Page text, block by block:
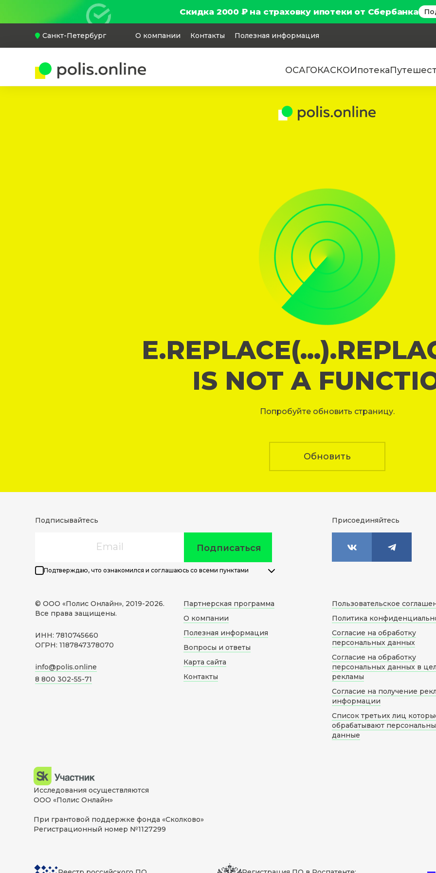
Скидка 2000 ₽ на страховку ипотеки от Сбербанка
Санкт-Петербург О компании Контакты Полезная информация
ОСАГОКАСКОИпотека
IS NOT A
Попробуйте обновить страницу.
Обновить
Подписывайтесь
Подписаться
Подтверждаю, что ознакомился и соглашаюсь со всеми пунктами
Присоединяйтесь
© ООО «Полис Онлайн», 2019-2026.
Все права защищены.
ИНН: 7810745660
ОГРН: 1187847378070
info@polis.online
8 800 302-55-71
Партнерская программа
О компании
Полезная информация
Вопросы и ответы
Карта сайта
Контакты
Пользовательское
Политика
Согласие на обработку
персональных данных
Согласие на обработку
персональных данных в
рекламы
Согласие на получение
информации
Список третьих лиц
обрабатывают
данные
Исследования осуществляются
ООО «Полис Онлайн»
При грантовой поддержке фонда «Сколково»
Регистрационный номер №1127299